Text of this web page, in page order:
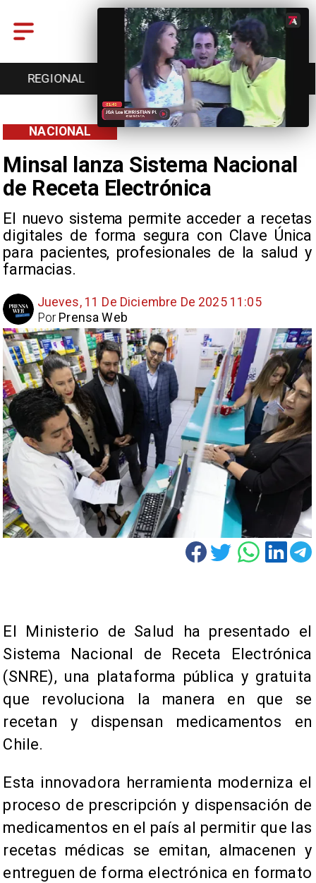
ENTRETENCIÓN DEPORTES CULTURA
Minsal lanza Sistema Nacional
de Receta Electrónica
El nuevo sistema permite acceder a recetas
digitales de forma segura con Clave Única
para pacientes, profesionales de la salud y
farmacias.
NACIONAL
Jueves, 11 De Diciembre De 2025 11:05
Prensa Web
Por
El Ministerio de Salud ha presentado el
Sistema Nacional de Receta Electrónica
(SNRE), una plataforma pública y gratuita
que revoluciona la manera en que se
recetan y dispensan medicamentos en
Chile.
Esta innovadora herramienta moderniza el
proceso de prescripción y dispensación de
medicamentos en el país al permitir que las
recetas médicas se emitan, almacenen y
entreguen de forma electrónica en formato